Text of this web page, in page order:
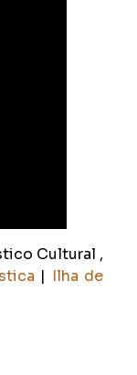
Cultural ,
| Ilha de